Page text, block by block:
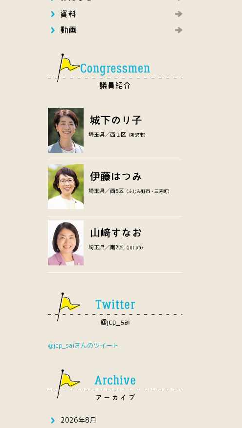
埼玉県／西１区 （所沢市）
埼玉県／西5区 （ふじみ野市・三芳町）
埼玉県／南2区 （川口市）
@jcp_saiさんのツイート
2026年8月